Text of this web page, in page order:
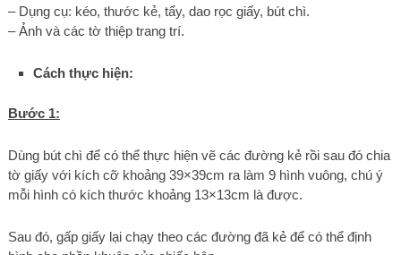
– Dụng cụ: kéo, thước kẻ, tẩy, dao rọc giấy, bút chì.
– Ảnh và các tờ thiệp trang trí.
Cách thực hiện:
Bước 1:
Dùng bút chì để có thể thực hiện vẽ các đường kẻ rồi sau đó chia
tờ giấy với kích cỡ khoảng 39×39cm ra làm 9 hình vuông, chú ý
mỗi hình có kích thước khoảng 13×13cm là được.
Sau đó, gấp giấy lại chạy theo các đường đã kẻ để có thể định